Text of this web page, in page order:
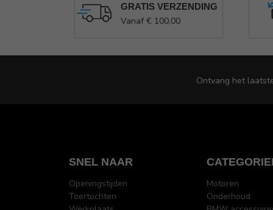
GRATIS VERZENDING
Vanaf € 100,00
Ontvang het
SNEL NAAR
Openingstijden
Toertochten
Motoren
Onderhoud